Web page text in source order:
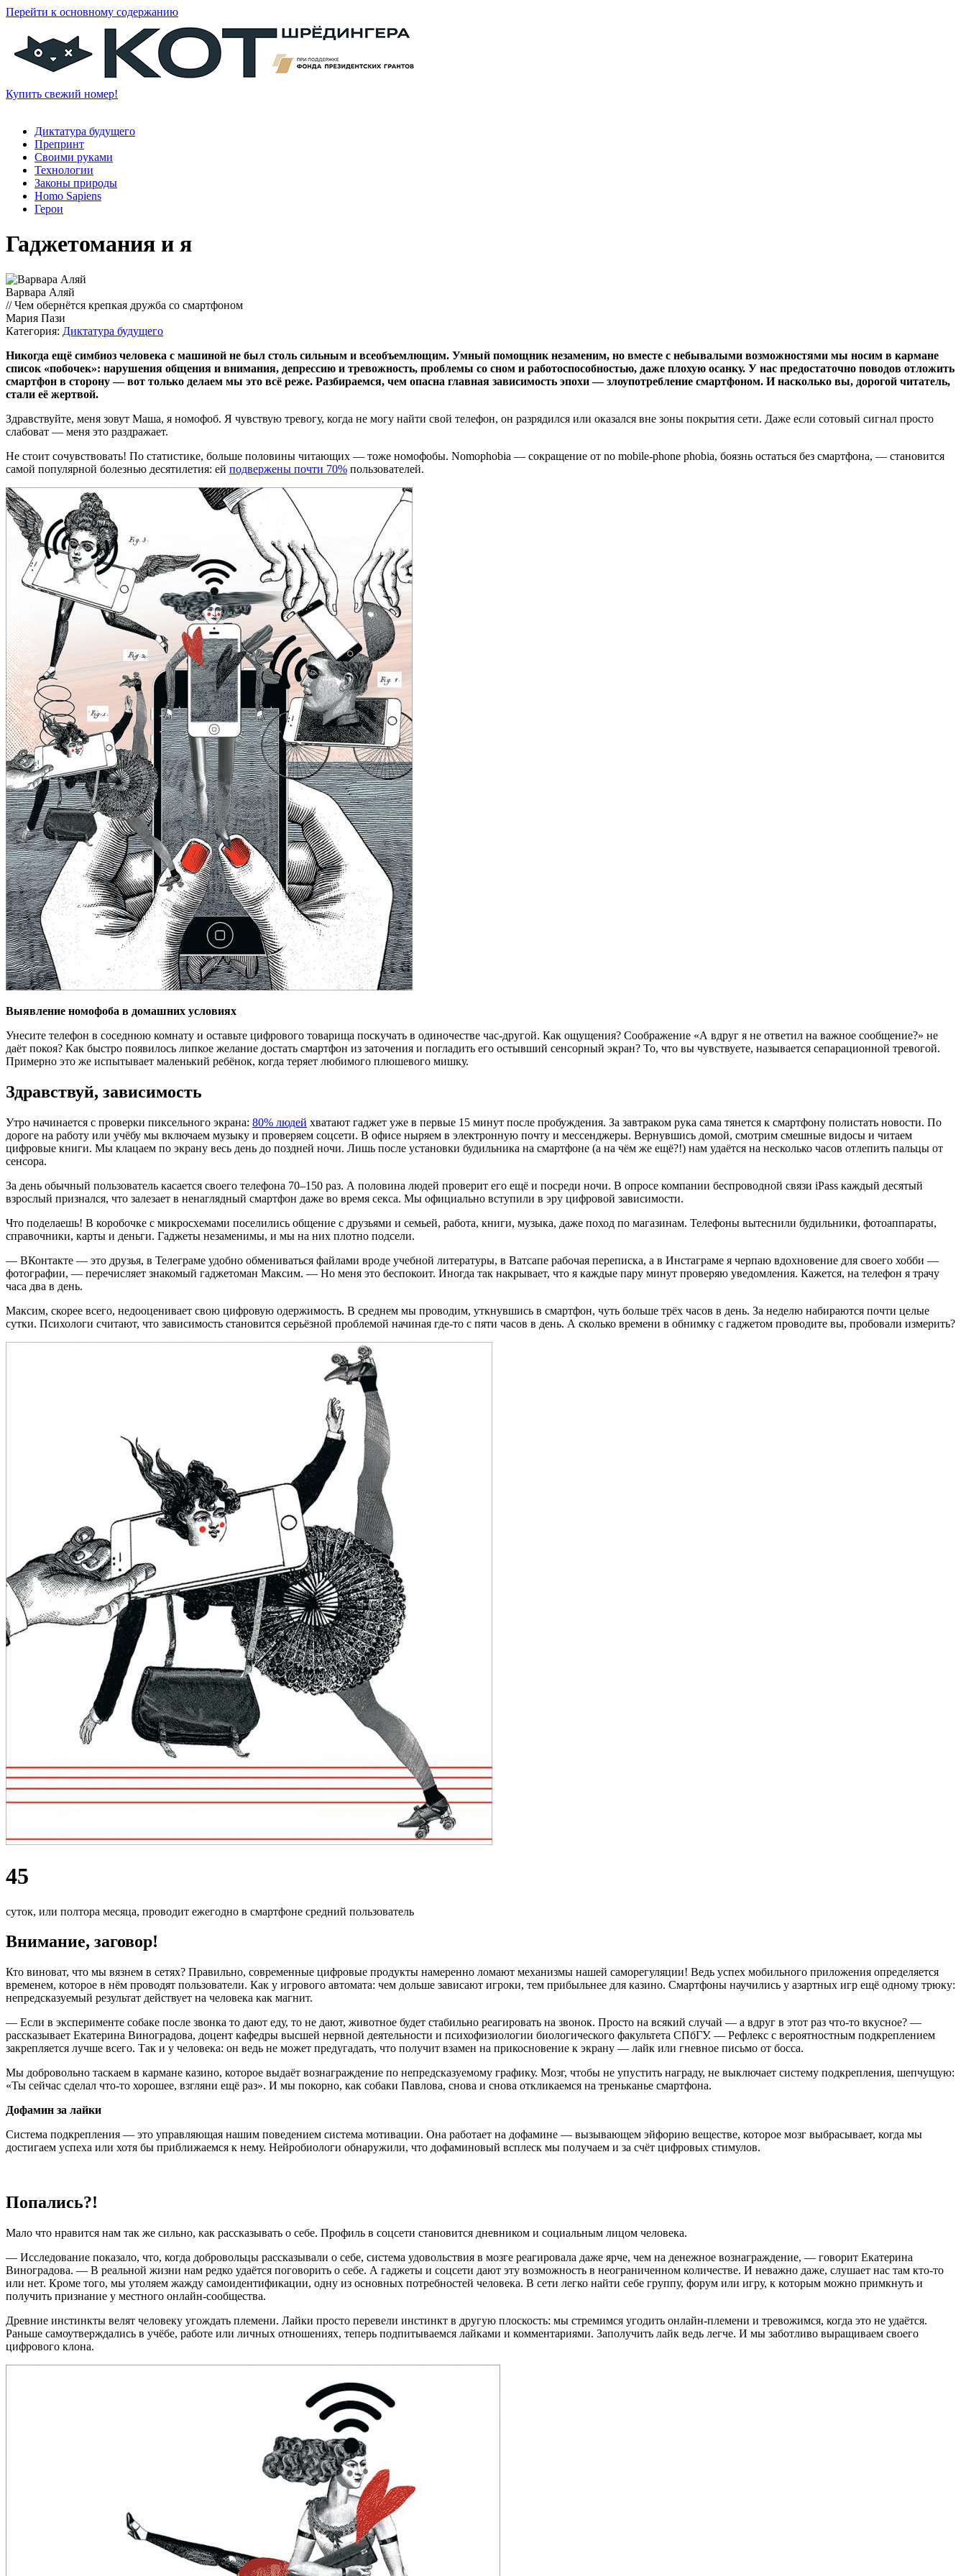
Перейти к основному содержанию
Купить свежий номер!
Диктатура будущего
Препринт
Своими руками
Технологии
Законы природы
Homo Sapiens
Герои
Гаджетомания и я
Варвара Аляй
// Чем обернётся крепкая дружба со смартфоном
Мария Пази
Категория: Диктатура будущего
Никогда ещё симбиоз человека с машиной не был столь сильным и всеобъемлющим. Умный помощник незаменим, но вместе с небывалыми возможностями мы носим в кармане
список «побочек»: нарушения общения и внимания, депрессию и тревожность, проблемы со сном и работоспособностью, даже плохую осанку. У нас предостаточно поводов отложить
смартфон в сторону — вот только делаем мы это всё реже. Разбираемся, чем опасна главная зависимость эпохи — злоупотребление смартфоном. И насколько вы, дорогой читатель,
стали её жертвой.
Здравствуйте, меня зовут Маша, я номофоб. Я чувствую тревогу, когда не могу найти свой телефон, он разрядился или оказался вне зоны покрытия сети. Даже если сотовый сигнал просто
слабоват — меня это раздражает.
Не стоит сочувствовать! По статистике, больше половины читающих — тоже номофобы. Nomophobia — сокращение от no mobile-phone phobia, боязнь остаться без смартфона, — становится
самой популярной болезнью десятилетия: ей подвержены почти 70% пользователей.
Выявление номофоба в домашних условиях
Унесите телефон в соседнюю комнату и оставьте цифрового товарища поскучать в одиночестве час-другой. Как ощущения? Соображение «А вдруг я не ответил на важное сообщение?» не
даёт покоя? Как быстро появилось липкое желание достать смартфон из заточения и погладить его остывший сенсорный экран? То, что вы чувствуете, называется сепарационной тревогой.
Примерно это же испытывает маленький ребёнок, когда теряет любимого плюшевого мишку.
Здравствуй, зависимость
Утро начинается с проверки пиксельного экрана: 80% людей хватают гаджет уже в первые 15 минут после пробуждения. За завтраком рука сама тянется к смартфону полистать новости. По
дороге на работу или учёбу мы включаем музыку и проверяем соцсети. В офисе ныряем в электронную почту и мессенджеры. Вернувшись домой, смотрим смешные видосы и читаем
цифровые книги. Мы клацаем по экрану весь день до поздней ночи. Лишь после установки будильника на смартфоне (а на чём же ещё?!) нам удаётся на несколько часов отлепить пальцы от
сенсора.
За день обычный пользователь касается своего телефона 70–150 раз. А половина людей проверит его ещё и посреди ночи. В опросе компании беспроводной связи iPass каждый десятый
взрослый признался, что залезает в ненаглядный смартфон даже во время секса. Мы официально вступили в эру цифровой зависимости.
Что поделаешь! В коробочке с микросхемами поселились общение с друзьями и семьей, работа, книги, музыка, даже поход по магазинам. Телефоны вытеснили будильники, фотоаппараты,
справочники, карты и деньги. Гаджеты незаменимы, и мы на них плотно подсели.
— ВКонтакте — это друзья, в Телеграме удобно обмениваться файлами вроде учебной литературы, в Ватсапе рабочая переписка, а в Инстаграме я черпаю вдохновение для своего хобби —
фотографии, — перечисляет знакомый гаджетоман Максим. — Но меня это беспокоит. Иногда так накрывает, что я каждые пару минут проверяю уведомления. Кажется, на телефон я трачу
часа два в день.
Максим, скорее всего, недооценивает свою цифровую одержимость. В среднем мы проводим, уткнувшись в смартфон, чуть больше трёх часов в день. За неделю набираются почти целые
сутки. Психологи считают, что зависимость становится серьёзной проблемой начиная где-то с пяти часов в день. А сколько времени в обнимку с гаджетом проводите вы, пробовали измерить?
45
суток, или полтора месяца, проводит ежегодно в смартфоне средний пользователь
Внимание, заговор!
Кто виноват, что мы вязнем в сетях? Правильно, современные цифровые продукты намеренно ломают механизмы нашей саморегуляции! Ведь успех мобильного приложения определяется
временем, которое в нём проводят пользователи. Как у игрового автомата: чем дольше зависают игроки, тем прибыльнее для казино. Смартфоны научились у азартных игр ещё одному трюку:
непредсказуемый результат действует на человека как магнит.
— Если в эксперименте собаке после звонка то дают еду, то не дают, животное будет стабильно реагировать на звонок. Просто на всякий случай — а вдруг в этот раз что-то вкусное? —
рассказывает Екатерина Виноградова, доцент кафедры высшей нервной деятельности и психофизиологии биологического факультета СПбГУ. — Рефлекс с вероятностным подкреплением
закрепляется лучше всего. Так и у человека: он ведь не может предугадать, что получит взамен на прикосновение к экрану — лайк или гневное письмо от босса.
Мы добровольно таскаем в кармане казино, которое выдаёт вознаграждение по непредсказуемому графику. Мозг, чтобы не упустить награду, не выключает систему подкрепления, шепчущую:
«Ты сейчас сделал что-то хорошее, взгляни ещё раз». И мы покорно, как собаки Павлова, снова и снова откликаемся на треньканье смартфона.
Дофамин за лайки
Система подкрепления — это управляющая нашим поведением система мотивации. Она работает на дофамине — вызывающем эйфорию веществе, которое мозг выбрасывает, когда мы
достигаем успеха или хотя бы приближаемся к нему. Нейробиологи обнаружили, что дофаминовый всплеск мы получаем и за счёт цифровых стимулов.
Попались?!
Мало что нравится нам так же сильно, как рассказывать о себе. Профиль в соцсети становится дневником и социальным лицом человека.
— Исследование показало, что, когда добровольцы рассказывали о себе, система удовольствия в мозге реагировала даже ярче, чем на денежное вознаграждение, — говорит Екатерина
Виноградова. — В реальной жизни нам редко удаётся поговорить о себе. А гаджеты и соцсети дают эту возможность в неограниченном количестве. И неважно даже, слушает нас там кто-то
или нет. Кроме того, мы утоляем жажду самоидентификации, одну из основных потребностей человека. В сети легко найти себе группу, форум или игру, к которым можно примкнуть и
получить признание у местного онлайн-сообщества.
Древние инстинкты велят человеку угождать племени. Лайки просто перевели инстинкт в другую плоскость: мы стремимся угодить онлайн-племени и тревожимся, когда это не удаётся.
Раньше самоутверждались в учёбе, работе или личных отношениях, теперь подпитываемся лайками и комментариями. Заполучить лайк ведь легче. И мы заботливо выращиваем своего
цифрового клона.